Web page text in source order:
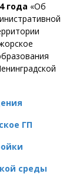
года «Об
ГП
среды